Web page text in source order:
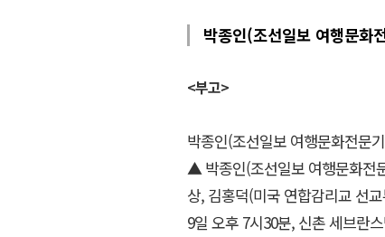
박종인(조선일보 여행문화
<부고>
박종인(조선일보 여행문화전문
▲ 박종인(조선일보 여행문화전
상, 김홍덕(미국 연합감리교 선
9일 오후 7시30분, 신촌 세브란